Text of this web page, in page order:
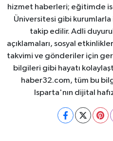
hizmet haberleri; eğitimde
Üniversitesi gibi
takip edilir. Adli
açıklamaları, sosyal
takvimi ve gönderiler için
bilgileri gibi hayatı
haber32.com, tüm bu
Isparta'nın dijital